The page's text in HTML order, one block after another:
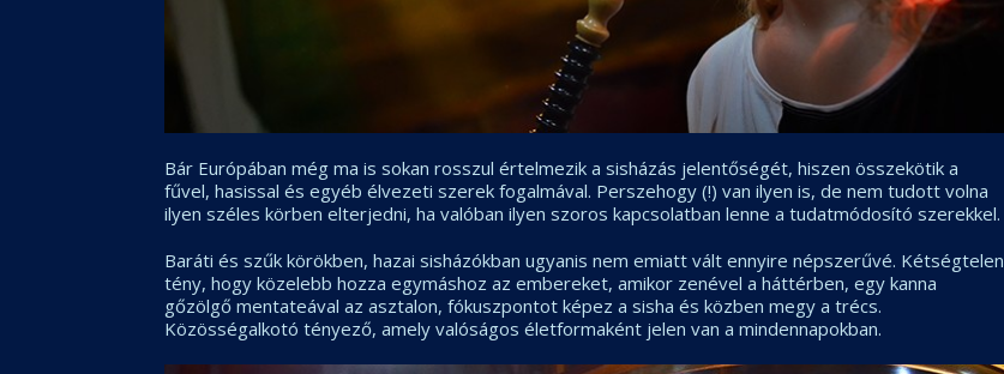
Bár Európában még ma is sokan rosszul értelmezik a sisházás jelentőségét, hiszen összekötik a
fűvel, hasissal és egyéb élvezeti szerek fogalmával. Perszehogy (!) van ilyen is, de nem tudott volna
ilyen széles körben elterjedni, ha valóban ilyen szoros kapcsolatban lenne a tudatmódosító szerekkel.
Baráti és szűk körökben, hazai sisházókban ugyanis nem emiatt vált ennyire népszerűvé. Kétségtelen
tény, hogy közelebb hozza egymáshoz az embereket, amikor zenével a háttérben, egy kanna
gőzölgő mentateával az asztalon, fókuszpontot képez a sisha és közben megy a trécs.
Közösségalkotó tényező, amely valóságos életformaként jelen van a mindennapokban.